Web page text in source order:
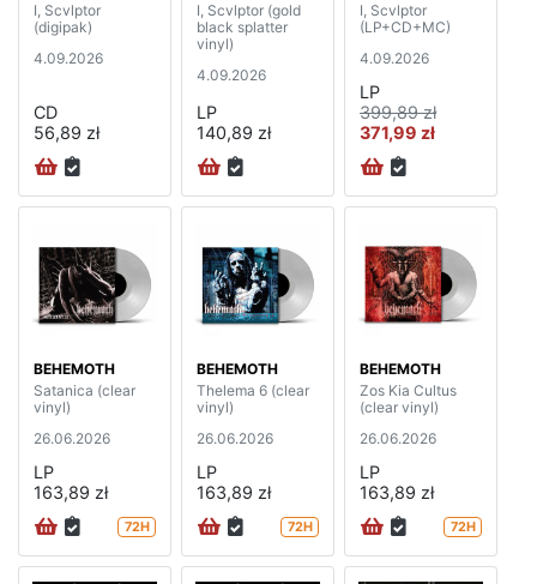
I, Scvlptor
(digipak)
4.09.2026
CD
56,89 zł
I, Scvlptor (gold
black splatter
vinyl)
4.09.2026
LP
140,89 zł
I, Scvlptor
(LP+CD+MC)
4.09.2026
LP
399,89 zł
371,99 zł
BEHEMOTH
Satanica (clear
vinyl)
26.06.2026
LP
163,89 zł
72H
BEHEMOTH
Thelema 6 (clear
vinyl)
26.06.2026
LP
163,89 zł
72H
BEHEMOTH
Zos Kia Cultus
(clear vinyl)
26.06.2026
LP
163,89 zł
72H